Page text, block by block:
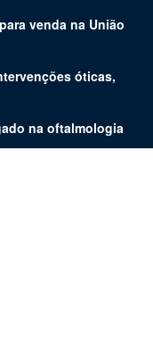
venda na União
óticas,
na oftalmologia